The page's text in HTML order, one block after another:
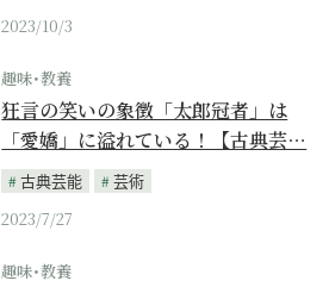
2023/10/3
趣味･教養
狂言の笑いの象徴「太郎冠者」は
「愛嬌」に溢れている！【古典芸…
古典芸能
芸術
2023/7/27
趣味･教養